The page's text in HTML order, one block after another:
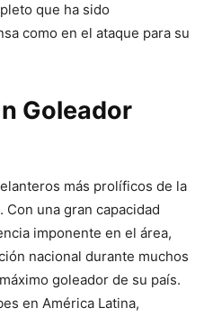
que ha sido
como en el ataque para su
Goleador
más prolíficos de la
una gran capacidad
imponente en el área,
nacional durante muchos
goleador de su país.
en América Latina,